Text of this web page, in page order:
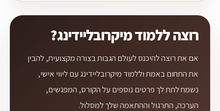
רוצה ללמוד מיקרובליידינג?
אם את רוצה להיכנס לעולם הגבות בצורה מקצועית, להבין
את התחום באמת וללמוד מיקרובליידינג עם ליווי אישי,
נשמח לתת לך פרטים נוספים על הקורס, המפגשים,
הערכה, התרגול וההתאמה שלך למסלול.